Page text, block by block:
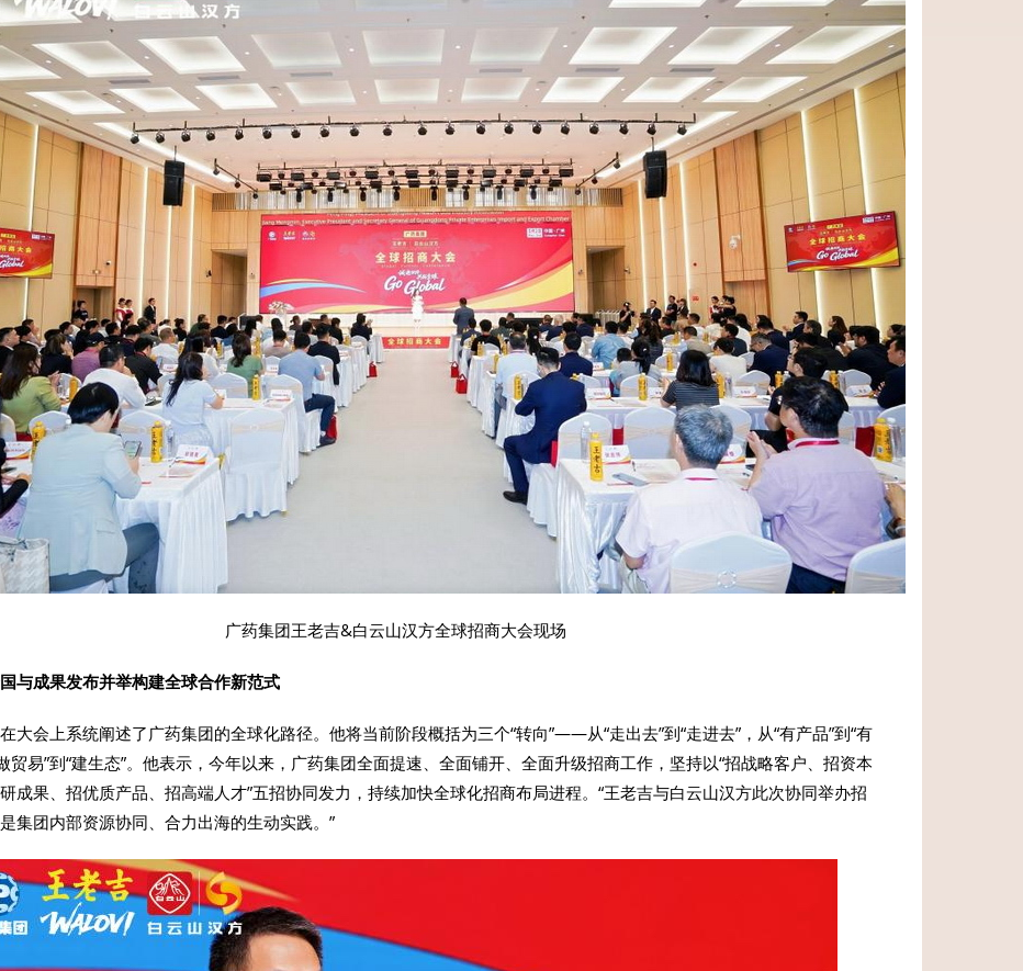
广药集团王老吉&白云山汉方全球招商大会现场
与成果发布并举构建全球合作新范式
大会上系统阐述了广药集团的全球化路径。他将当前阶段概括为三个“转向”——从“走出去”到“走进去”，从“有产品”到“有
贸易”到“建生态”。他表示，今年以来，广药集团全面提速、全面铺开、全面升级招商工作，坚持以“招战略客户、招资本
成果、招优质产品、招高端人才”五招协同发力，持续加快全球化招商布局进程。“王老吉与白云山汉方此次协同举办招
集团内部资源协同、合力出海的生动实践。”